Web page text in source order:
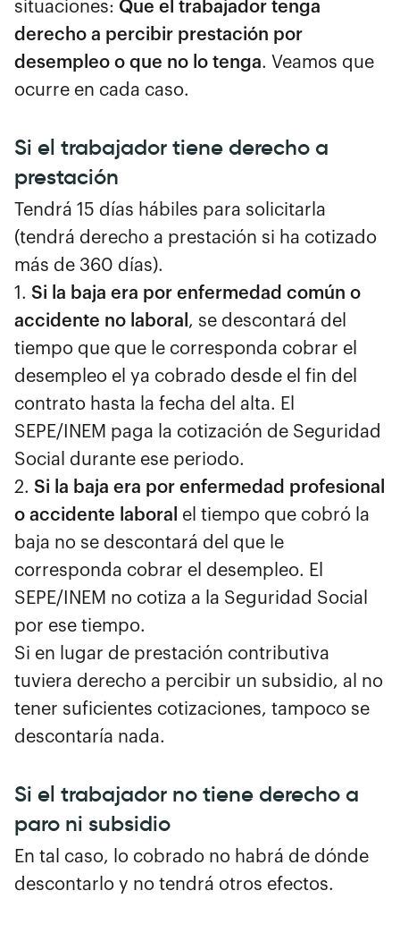
situaciones: Que el trabajador tenga
derecho a percibir prestación por
desempleo o que no lo tenga. Veamos que
ocurre en cada caso.
Si el trabajador tiene derecho a
prestación
Tendrá 15 días hábiles para solicitarla
(tendrá derecho a prestación si ha cotizado
más de 360 días).
1. Si la baja era por enfermedad común o
accidente no laboral , se descontará del
tiempo que que le corresponda cobrar el
desempleo el ya cobrado desde el fin del
contrato hasta la fecha del alta. El
SEPE/INEM paga la cotización de Seguridad
Social durante ese periodo.
2. Si la baja era por enfermedad profesional
o accidente laboral el tiempo que cobró la
baja no se descontará del que le
corresponda cobrar el desempleo. El
SEPE/INEM no cotiza a la Seguridad Social
por ese tiempo.
Si en lugar de prestación contributiva
tuviera derecho a percibir un subsidio, al no
tener suficientes cotizaciones, tampoco se
descontaría nada.
Si el trabajador no tiene derecho a
paro ni subsidio
En tal caso, lo cobrado no habrá de dónde
descontarlo y no tendrá otros efectos.